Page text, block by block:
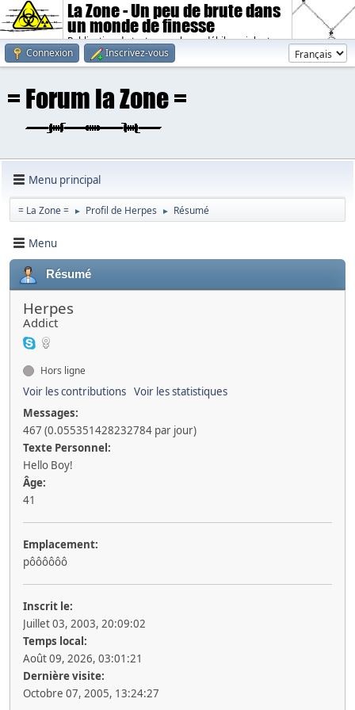
La Zone - Un peu de brute dans
un monde de finesse
Publication de textes sombres, débiles, violents.
Connexion
Inscrivez-vous
Menu principal
= La Zone = ► Profil de Herpes ► Résumé
Menu
Résumé
Herpes
Addict
Hors ligne
Voir les contributions Voir les statistiques
Messages:
467 (0.055351428232784 par jour)
Texte Personnel:
Hello Boy!
Âge:
41
Emplacement:
pôôôôôô
Inscrit le:
Juillet 03, 2003, 20:09:02
Temps local:
Août 09, 2026, 03:01:21
Dernière visite:
Octobre 07, 2005, 13:24:27